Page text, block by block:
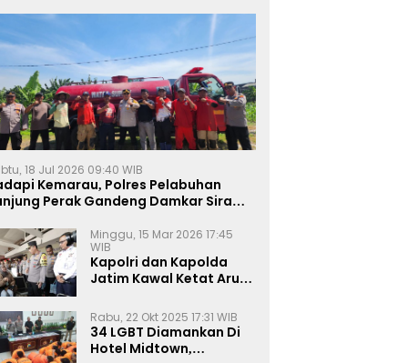
18 Jul 2026 09:40 WIB
Kemarau, Polres Pelabuhan
Perak Gandeng Damkar Siram
Minggu, 15 Mar 2026 17:45
WIB
Kapolri dan Kapolda
Jatim Kawal Ketat Arus
Rabu, 22 Okt 2025 17:31 WIB
34 LGBT Diamankan Di
Hotel Midtown,